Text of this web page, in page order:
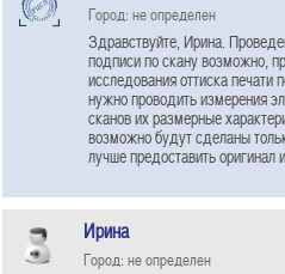
Город: не определен
Здравствуйте, Ирина.
подписи по скану возможно,
исследования оттиска печати
нужно проводить измерения
сканов их размерные
возможно будут сделаны
лучше предоставить
Ирина
Город: не определен